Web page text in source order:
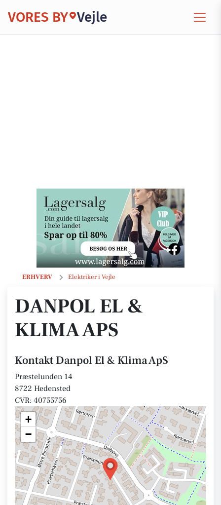
VORES BY Vejle
ERHVERV Elektriker i Vejle
Danpol El & Klima ApS
DANPOL EL &
KLIMA APS
Kontakt Danpol El & Klima ApS
Præstelunden 14
8722 Hedensted
CVR: 40755756
+
−